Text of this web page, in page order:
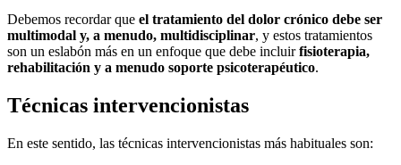
Debemos recordar que el tratamiento del dolor crónico debe ser
multimodal y, a menudo, multidisciplinar, y estos tratamientos
son un eslabón más en un enfoque que debe incluirfisioterapia,
rehabilitación y a menudo soporte psicoterapéutico.
Técnicas intervencionistas
En este sentido, las técnicas intervencionistas más habituales son: